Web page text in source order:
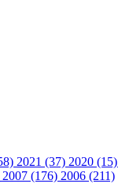
2021 (37) 2020 (15)
2007 (176) 2006 (211)